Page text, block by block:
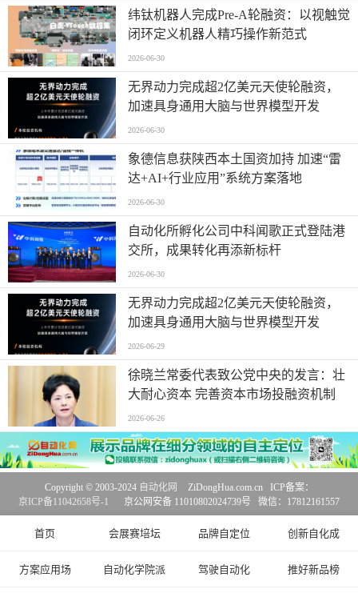
纬钛机器人完成Pre-A轮融资：以视触觉
闭环定义机器人精巧操作新范式
2026-06-30
无界动力完成超2亿美元天使轮融资，
加速具身通用大脑与世界模型开发
2026-06-30
象德信息获陕西本土国资加持 加速“雷
达+AI+行业应用”系统方案落地
2026-06-30
自动化所孵化公司中科闻歌正式登陆港
交所，成果转化再添新标杆
2026-06-30
无界动力完成超2亿美元天使轮融资，
加速具身通用大脑与世界模型开发
2026-06-29
徐晓兰常委代表致公党中央的发言：壮
大耐心资本 完善资本市场投融资机制
2026-06-26
首页 会展赛培坛 品牌自定位 创新自化成
方案应用场 自动化学院派 驾驶自动化 推好新品榜
Copyright © 2003-2024 自动化网
ZiDongHua.com.cn ICP备案：
京ICP备11042658号-1
京公网安备 11010802024739号 微信：17812161557